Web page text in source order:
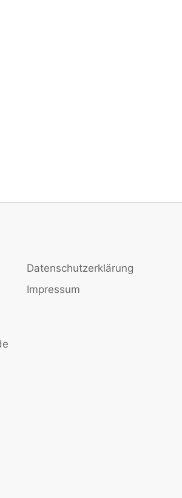
Datenschutzerklärung
Impressum